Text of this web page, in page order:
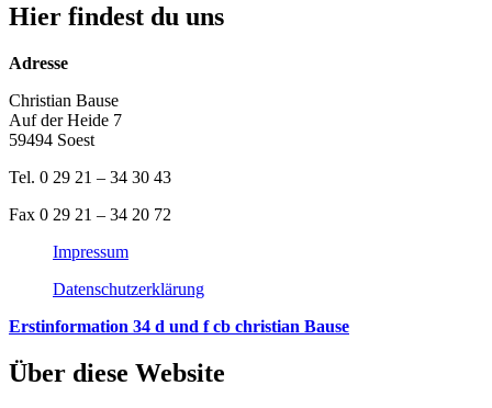
Hier findest du uns
Adresse
Christian Bause
Auf der Heide 7
59494 Soest
Tel. 0 29 21 – 34 30 43
Fax 0 29 21 – 34 20 72
Impressum
Datenschutzerklärung
Erstinformation 34 d und f cb christian Bause
Über diese Website